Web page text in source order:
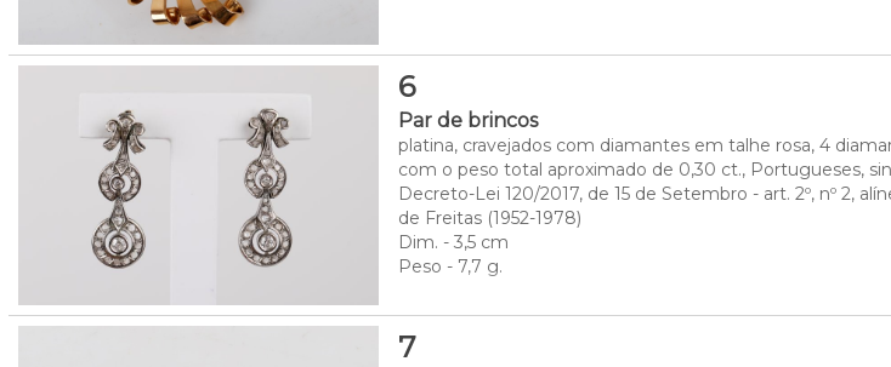
6
Par de brincos
platina, cravejados com diamantes em talhe rosa, 4
com o peso total aproximado de 0,30 ct., Portugueses,
Decreto-Lei 120/2017, de 15 de Setembro - art. 2º, nº 2,
de Freitas (1952-1978)
Dim. - 3,5 cm
Peso - 7,7 g.
7